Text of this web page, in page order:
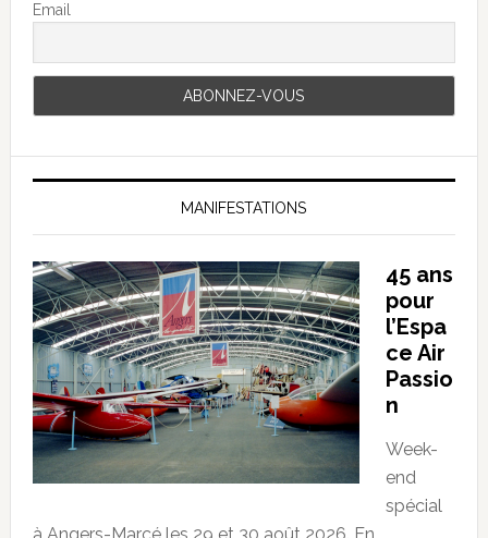
Email
MANIFESTATIONS
45 ans
pour
l’Espa
ce Air
Passio
n
Week-
end
spécial